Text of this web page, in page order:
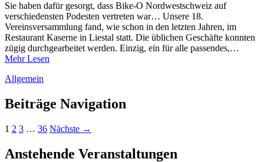
Sie haben dafür gesorgt, dass Bike-O Nordwestschweiz auf
verschiedensten Podesten vertreten war… Unsere 18.
Vereinsversammlung fand, wie schon in den letzten Jahren, im
Restaurant Kaserne in Liestal statt. Die üblichen Geschäfte konnten
zügig durchgearbeitet werden. Einzig, ein für alle passendes,…
Mehr Lesen
Allgemein
Beiträge Navigation
1 2 3 … 36 Nächste →
Anstehende Veranstaltungen